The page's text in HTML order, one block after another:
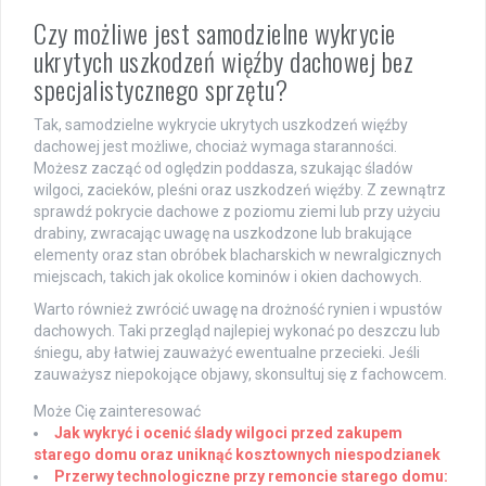
Czy możliwe jest samodzielne wykrycie
ukrytych uszkodzeń więźby dachowej bez
specjalistycznego sprzętu?
Tak, samodzielne wykrycie ukrytych uszkodzeń więźby
dachowej jest możliwe, chociaż wymaga staranności.
Możesz zacząć od oględzin poddasza, szukając śladów
wilgoci, zacieków, pleśni oraz uszkodzeń więźby. Z zewnątrz
sprawdź pokrycie dachowe z poziomu ziemi lub przy użyciu
drabiny, zwracając uwagę na uszkodzone lub brakujące
elementy oraz stan obróbek blacharskich w newralgicznych
miejscach, takich jak okolice kominów i okien dachowych.
Warto również zwrócić uwagę na drożność rynien i wpustów
dachowych. Taki przegląd najlepiej wykonać po deszczu lub
śniegu, aby łatwiej zauważyć ewentualne przecieki. Jeśli
zauważysz niepokojące objawy, skonsultuj się z fachowcem.
Może Cię zainteresować
Jak wykryć i ocenić ślady wilgoci przed zakupem
starego domu oraz uniknąć kosztownych niespodzianek
Przerwy technologiczne przy remoncie starego domu: